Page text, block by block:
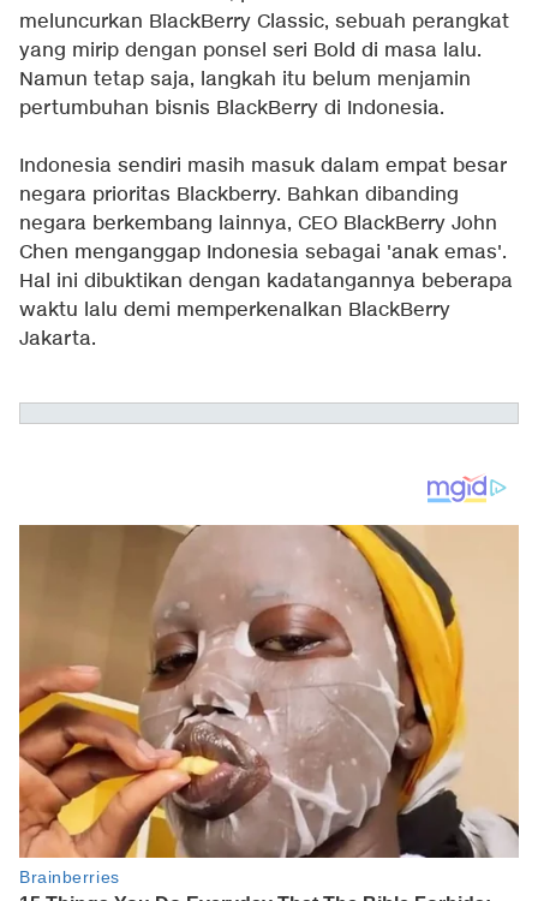
meluncurkan BlackBerry Classic, sebuah perangkat
yang mirip dengan ponsel seri Bold di masa lalu.
Namun tetap saja, langkah itu belum menjamin
pertumbuhan bisnis BlackBerry di Indonesia.
Indonesia sendiri masih masuk dalam empat besar
negara prioritas Blackberry. Bahkan dibanding
negara berkembang lainnya, CEO BlackBerry John
Chen menganggap Indonesia sebagai 'anak emas'.
Hal ini dibuktikan dengan kadatangannya beberapa
waktu lalu demi memperkenalkan BlackBerry
Jakarta.